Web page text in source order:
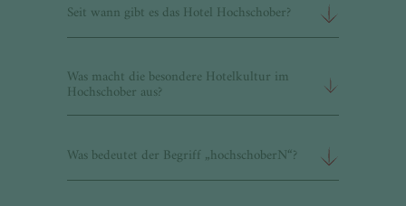
Seit wann gibt es das Hotel Hochschober?
Was macht die besondere Hotelkultur im
Hochschober aus?
Was bedeutet der Begriff „hochschoberN“?